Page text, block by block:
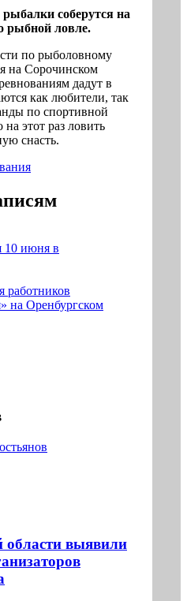
соберутся на
рыбной ловле.
по рыболовному
на Сорочинском
дадут в
как любители, так
по спортивной
этот раз ловить
снасть.
10 июня в
работников
на Оренбургском
области выявили